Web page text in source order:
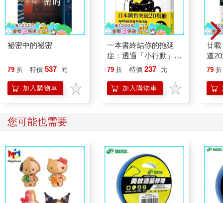
祕密中的祕密
79 折 特價 537 元
加入購物車
一本書終結你的拖延
症：透過「小行動」打
開大腦的行動開關，懶
的37個科學方法
79 折 特價 237 元
加入購物車
廿
道
79 折
您可能也需要